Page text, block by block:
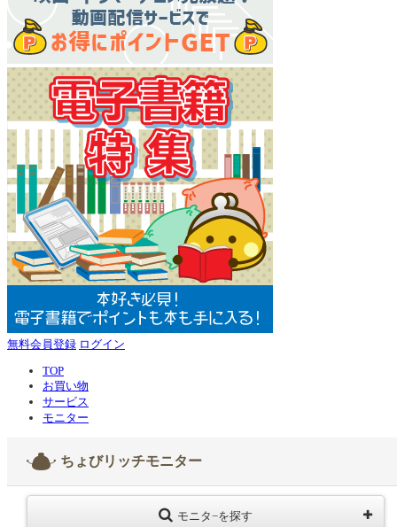
無料会員登録 ログイン
TOP
お買い物
サービス
モニター
ちょびリッチモニター
モニタ−を探す